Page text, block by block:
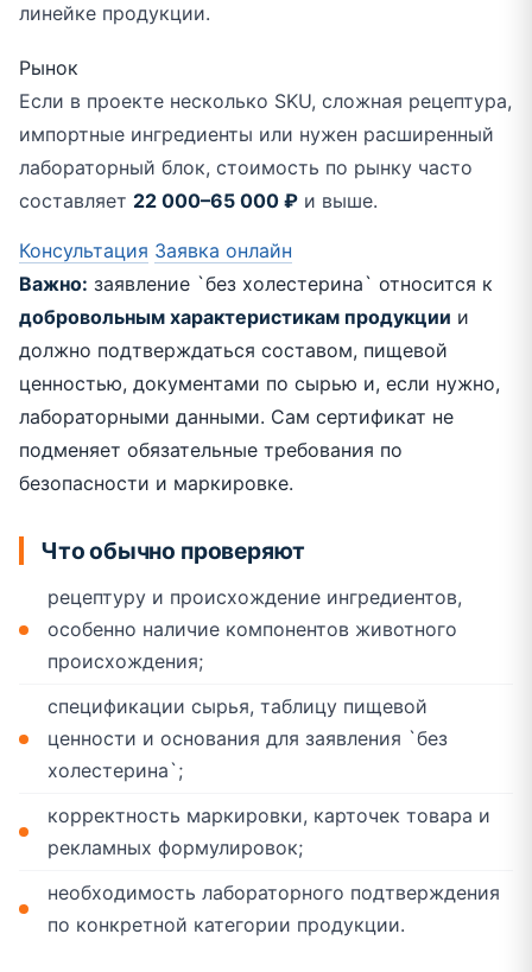
линейке продукции.
Рынок
Если в проекте несколько SKU, сложная рецептура,
импортные ингредиенты или нужен расширенный
лабораторный блок, стоимость по рынку часто
составляет 22 000–65 000 ₽ и выше.
Консультация Заявка онлайн
Важно: заявление `без холестерина` относится к
добровольным характеристикам продукции и
должно подтверждаться составом, пищевой
ценностью, документами по сырью и, если нужно,
лабораторными данными. Сам сертификат не
подменяет обязательные требования по
безопасности и маркировке.
Что обычно проверяют
рецептуру и происхождение ингредиентов,
особенно наличие компонентов животного
происхождения;
спецификации сырья, таблицу пищевой
ценности и основания для заявления `без
холестерина`;
корректность маркировки, карточек товара и
рекламных формулировок;
необходимость лабораторного подтверждения
по конкретной категории продукции.